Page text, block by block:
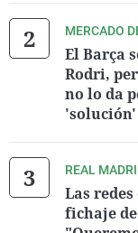
MERCADO
El Barça
Rodri,
no lo da
REAL
Las
fichaje